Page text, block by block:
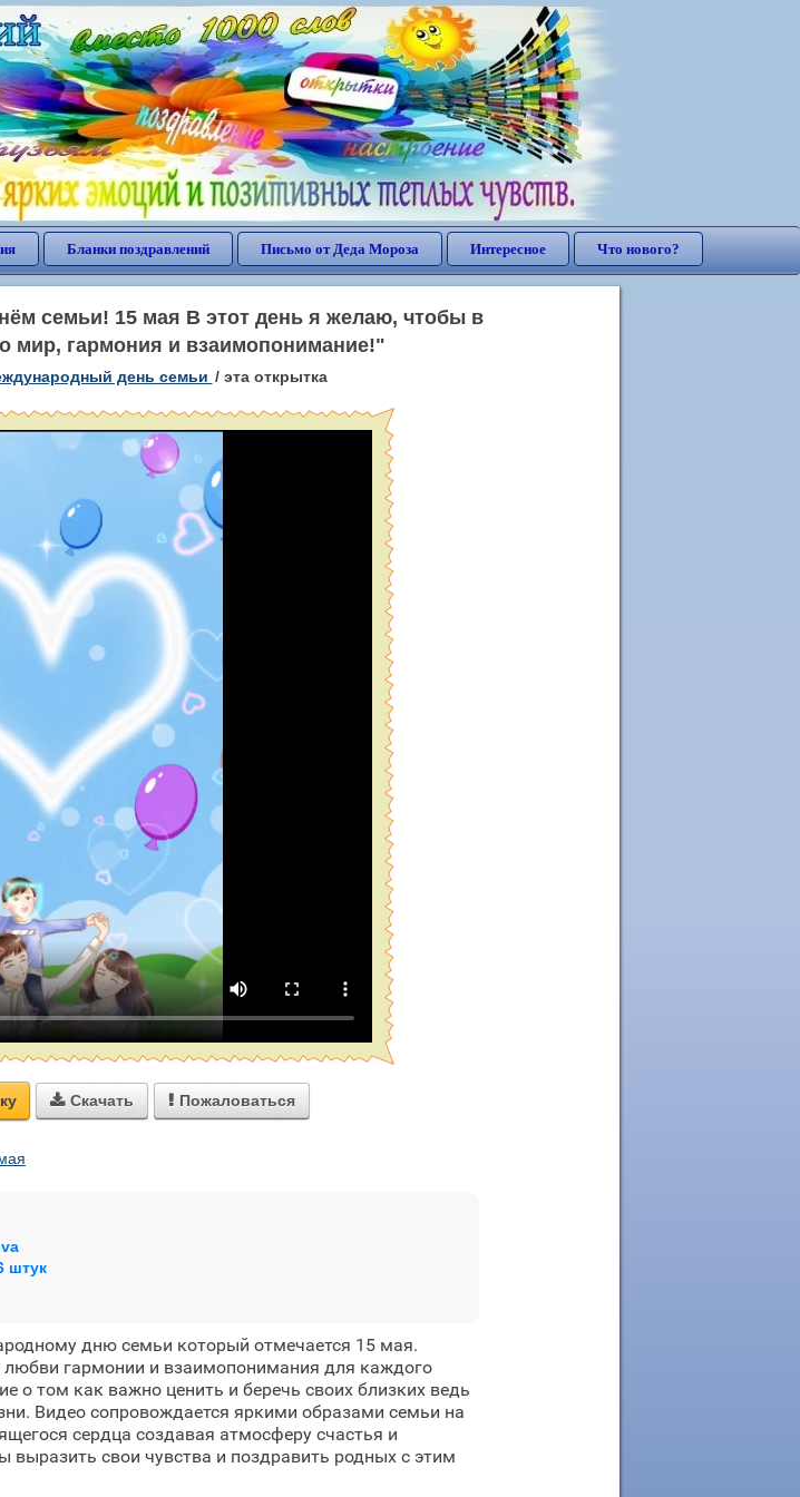
Бланки поздравлений Письмо от Деда Мороза Интересное Что нового?
семьи! 15 мая В этот день я желаю, чтобы в
мир, гармония и взаимопонимание!"
день семьи / эта открытка
 Скачать  Пожаловаться
штук
дню семьи который отмечается 15 мая.
гармонии и взаимопонимания для каждого
о том как важно ценить и беречь своих близких ведь
Видео сопровождается яркими образами семьи на
сердца создавая атмосферу счастья и
выразить свои чувства и поздравить родных с этим